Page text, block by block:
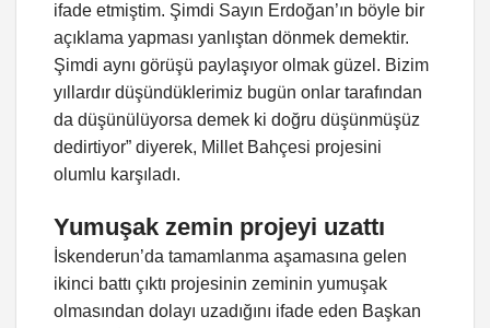
ifade etmiştim. Şimdi Sayın Erdoğan’ın böyle bir
açıklama yapması yanlıştan dönmek demektir.
Şimdi aynı görüşü paylaşıyor olmak güzel. Bizim
yıllardır düşündüklerimiz bugün onlar tarafından
da düşünülüyorsa demek ki doğru düşünmüşüz
dedirtiyor” diyerek, Millet Bahçesi projesini
olumlu karşıladı.
Yumuşak zemin projeyi uzattı
İskenderun’da tamamlanma aşamasına gelen
ikinci battı çıktı projesinin zeminin yumuşak
olmasından dolayı uzadığını ifade eden Başkan